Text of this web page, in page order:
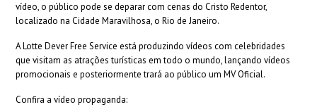
vídeo, o público pode se deparar com cenas do Cristo Redentor,
localizado na Cidade Maravilhosa, o Rio de Janeiro.
A Lotte Dever Free Service está produzindo vídeos com celebridades
que visitam as atrações turísticas em todo o mundo, lançando vídeos
promocionais e posteriormente trará ao público um MV Oficial.
Confira a vídeo propaganda: